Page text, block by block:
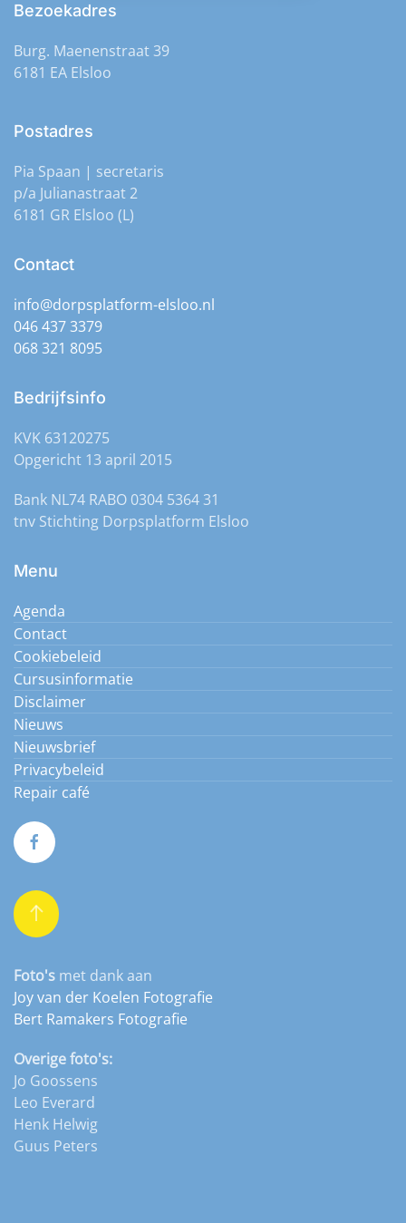
Bezoekadres
Burg. Maenenstraat 39
6181 EA Elsloo
Postadres
Pia Spaan | secretaris
p/a Julianastraat 2
6181 GR Elsloo (L)
Contact
info@dorpsplatform-elsloo.nl
046 437 3379
068 321 8095
Bedrijfsinfo
KVK 63120275
Opgericht 13 april 2015
Bank NL74 RABO 0304 5364 31
tnv Stichting Dorpsplatform Elsloo
Menu
Agenda
Contact
Cookiebeleid
Cursusinformatie
Disclaimer
Nieuws
Nieuwsbrief
Privacybeleid
Repair café
Foto's met dank aan
Joy van der Koelen Fotografie
Bert Ramakers Fotografie
Overige foto's:
Jo Goossens
Leo Everard
Henk Helwig
Guus Peters